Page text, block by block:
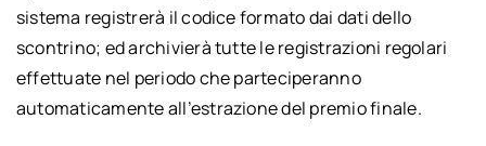
sistema registrerà il codice formato dai dati dello
scontrino; ed archivierà tutte le registrazioni regolari
effettuate nel periodo che parteciperanno
automaticamente all’estrazione del premio finale.